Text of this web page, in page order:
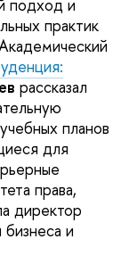
подход и
практик
рассказал
планов
для
права,
директор
и